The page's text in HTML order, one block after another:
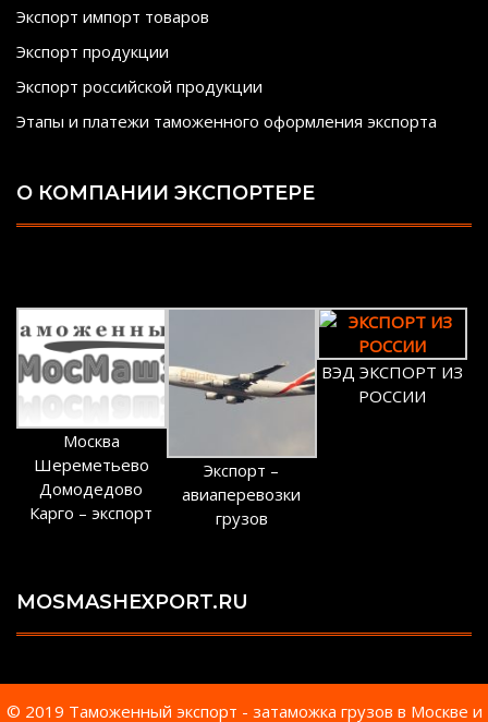
Экспорт импорт товаров
Экспорт продукции
Экспорт российской продукции
Этапы и платежи таможенного оформления экспорта
О КОМПАНИИ ЭКСПОРТЕРЕ
Москва
Шереметьево
Домодедово
Карго – экспорт
Экспорт –
авиаперевозки
грузов
ВЭД ЭКСПОРТ ИЗ
РОССИИ
MOSMASHEXPORT.RU
© 2019 Таможенный экспорт - затаможка грузов в Москве и